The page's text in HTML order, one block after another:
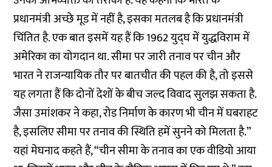
प्रधानमंत्री अच्छे मूड में नहीं है, इसका मतलब है कि प्रधानमंत्री
चिंतित है. एक बात इसमें यह हैं कि 1962 युद्घ में युद्धविराम में
अमेरिका का योगदान था. सीमा पर जारी तनाव पर चीन और
भारत ने राजन्यायिक तौर पर बातचीत की पहल की है, तो इससे
यह लगता हैं कि दोनों देशों के बीच जल्द विवाद सुलझ सकता है.
जैसा उमांशकर ने कहा, रोड निर्माण के कारण भी चीन में घबराहट
है, इसलिए सीमा पर तनाव की स्थिति हमें सुनने को मिलता है.”
यहां मेघनाद कहते हैं, “चीन सीमा के तनाव का एक वीडियो आया